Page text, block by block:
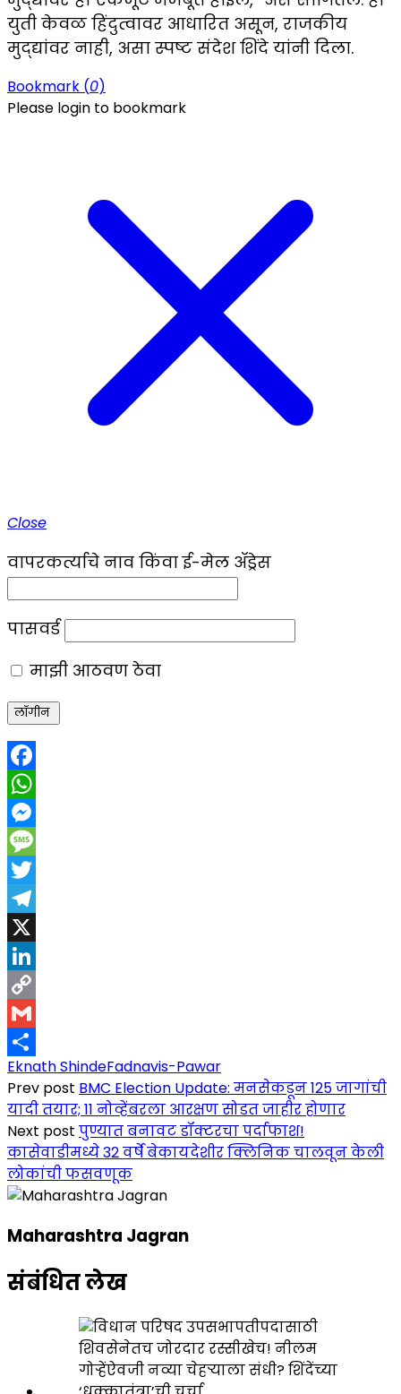
युती केवळ हिंदुत्वावर आधारित असून, राजकीय
मुद्द्यांवर नाही, असा स्पष्ट संदेश शिंदे यांनी दिला.
Bookmark (0)
Please login to bookmark
Close
वापरकर्त्याचे नाव किंवा ई-मेल ॲड्रेस
पासवर्ड
माझी आठवण ठेवा
Facebook
WhatsApp
Messenger
Message
Twitter
Telegram
X
LinkedIn
Copy
Link
Gmail
Share
Eknath ShindeFadnavis-Pawar
Prev post BMC Election Update: मनसेकडून 125 जागांची
यादी तयार; 11 नोव्हेंबरला आरक्षण सोडत जाहीर होणार
Next post पुण्यात बनावट डॉक्टरचा पर्दाफाश!
कासेवाडीमध्ये 32 वर्षे बेकायदेशीर क्लिनिक चालवून केली
लोकांची फसवणूक
Maharashtra Jagran
संबंधित लेख